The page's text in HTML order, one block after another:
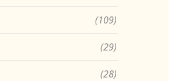
(109)
(29)
(28)